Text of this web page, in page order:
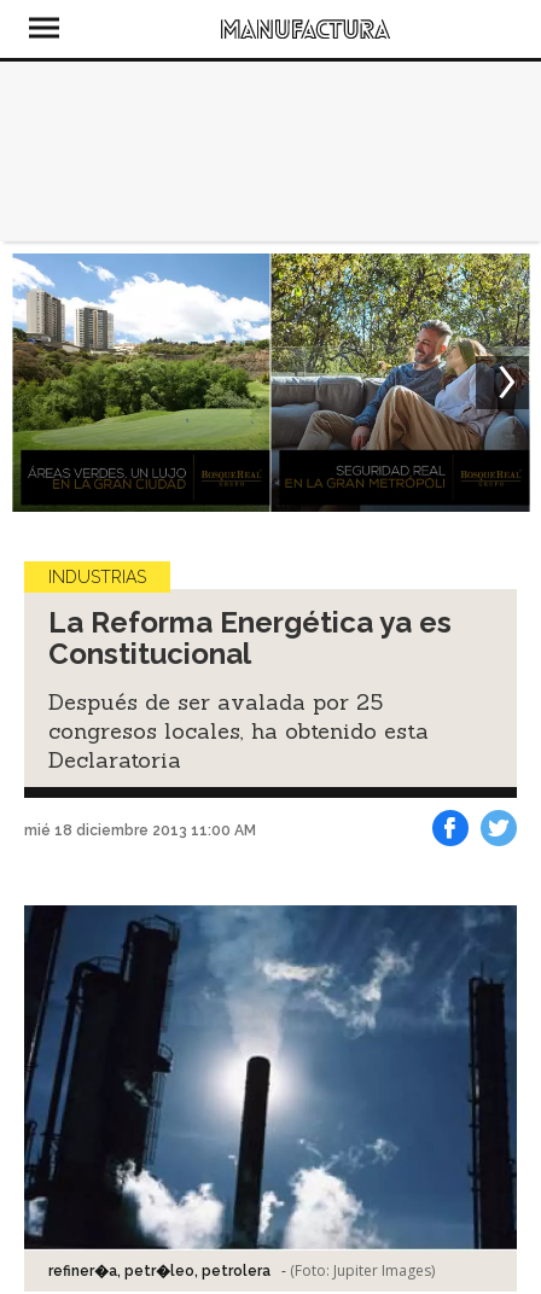
INDUSTRIAS
La Reforma Energética ya es
Constitucional
Después de ser avalada por 25
congresos locales, ha obtenido esta
Declaratoria
mié 18 diciembre 2013 11:00 AM
refiner�a, petr�leo, petrolera - (Foto: Jupiter Images)